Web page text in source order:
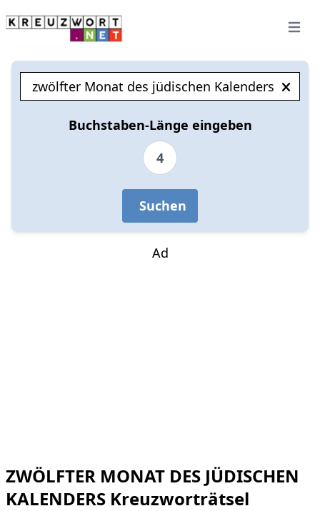
Open
Buchstaben-Länge eingeben
4
Suchen
Ad
ZWÖLFTER MONAT DES JÜDISCHEN
KALENDERS Kreuzworträtsel